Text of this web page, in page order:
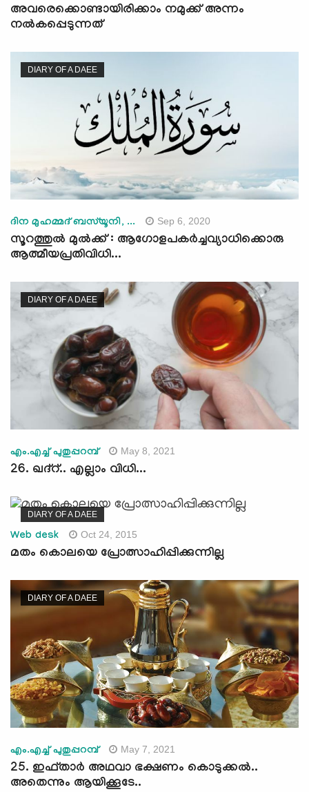
അവരെക്കൊണ്ടായിരിക്കാം നമുക്ക് അന്നം
നൽകപ്പെടുന്നത്
DIARY OF A DAEE
ദിന മുഹമ്മദ് ബസ്‍യൂനി, ... Sep 6, 2020
സൂറത്തുൽ മുൽക്ക് : ആഗോളപകർച്ചവ്യാധിക്കൊരു
ആത്മീയപ്രതിവിധി...
DIARY OF A DAEE
എം.എച്ച് പുതുപ്പറമ്പ് May 8, 2021
26. ഖദ്റ്.. എല്ലാം വിധി...
DIARY OF A DAEE
Web desk Oct 24, 2015
മതം കൊലയെ പ്രോത്സാഹിപ്പിക്കുന്നില്ല
DIARY OF A DAEE
എം.എച്ച് പുതുപ്പറമ്പ് May 7, 2021
25. ഇഫ്താര്‍ അഥവാ ഭക്ഷണം കൊടുക്കല്‍..
അതെന്നും ആയിക്കൂടേ..